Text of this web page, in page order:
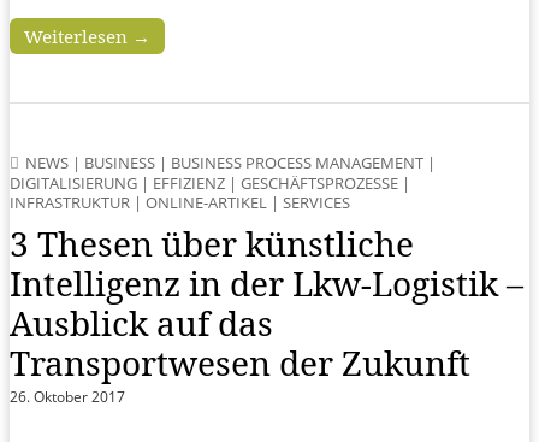
Weiterlesen →
NEWS | BUSINESS | BUSINESS PROCESS MANAGEMENT |
DIGITALISIERUNG | EFFIZIENZ | GESCHÄFTSPROZESSE |
INFRASTRUKTUR | ONLINE-ARTIKEL | SERVICES
3 Thesen über künstliche
Intelligenz in der Lkw-Logistik –
Ausblick auf das
Transportwesen der Zukunft
26. Oktober 2017